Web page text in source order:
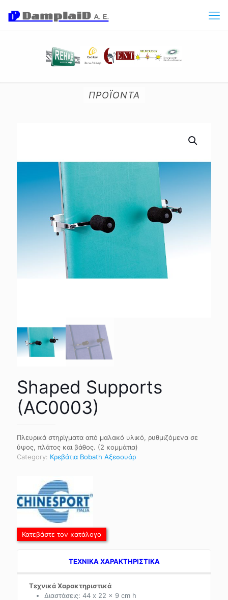
ΠΡΟΪΟΝΤΑ
Shaped Supports
(AC0003)
Πλευρικά στηρίγματα από μαλακό υλικό, ρυθμιζόμενα σε
ύψος, πλάτος και βάθος. (2 κομμάτια)
Category: Κρεβάτια Bobath Αξεσουάρ
Κατεβάστε τον κατάλογο
TEXNIKA ΧΑΡΑΚΤΗΡΙΣΤΙΚΑ
Τεχνικά Χαρακτηριστικά
Διαστάσεις: 44 x 22 x 9 cm h